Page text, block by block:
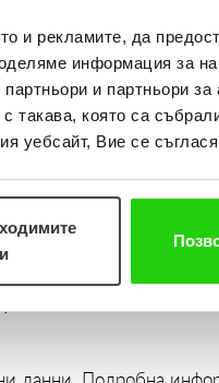
и рекламите, да
информация за
и партньори
такава, която са
уебсайт, Вие се
треньори от